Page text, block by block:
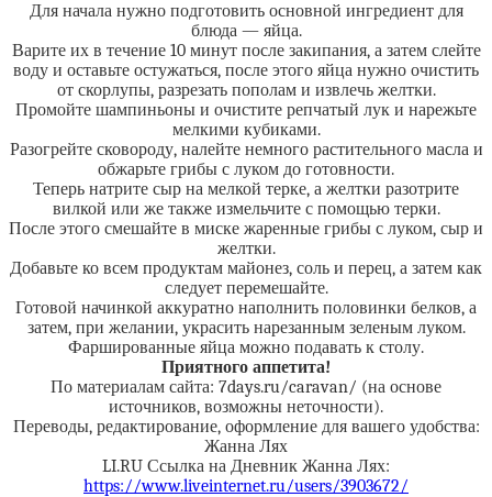
Для начала нужно подготовить основной ингредиент для
блюда — яйца.
Варите их в течение 10 минут после закипания, а затем слейте
воду и оставьте остужаться, после этого яйца нужно очистить
от скорлупы, разрезать пополам и извлечь желтки.
Промойте шампиньоны и очистите репчатый лук и нарежьте
мелкими кубиками.
Разогрейте сковороду, налейте немного растительного масла и
обжарьте грибы с луком до готовности.
Теперь натрите сыр на мелкой терке, а желтки разотрите
вилкой или же также измельчите с помощью терки.
После этого смешайте в миске жаренные грибы с луком, сыр и
желтки.
Добавьте ко всем продуктам майонез, соль и перец, а затем как
следует перемешайте.
Готовой начинкой аккуратно наполнить половинки белков, а
затем, при желании, украсить нарезанным зеленым луком.
Фаршированные яйца можно подавать к столу.
Приятного аппетита!
По материалам сайта: 7days.ru/caravan/ (на основе
источников, возможны неточности).
Переводы, редактирование, оформление для вашего удобства:
Жанна Лях
LI.RU Ссылка на Дневник Жанна Лях:
https://www.liveinternet.ru/users/3903672/